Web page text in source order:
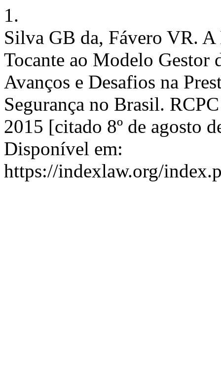
1.
Silva GB da, Fávero VR.
Tocante ao Modelo Gestor
Avanços e Desafios na
Segurança no Brasil.
2015 [citado 8º de agosto
Disponível em:
https://indexlaw.org/